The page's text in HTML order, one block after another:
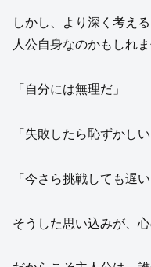
しかし、より深く考え
人公自身なのかもしれま
「自分には無理だ」
「失敗したら恥ずかしい
「今さら挑戦しても遅い
そうした思い込みが、